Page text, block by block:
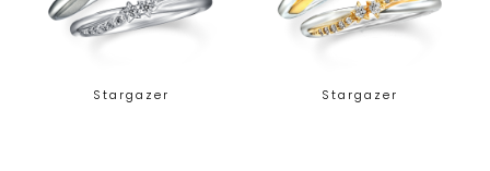
Stargazer Stargazer